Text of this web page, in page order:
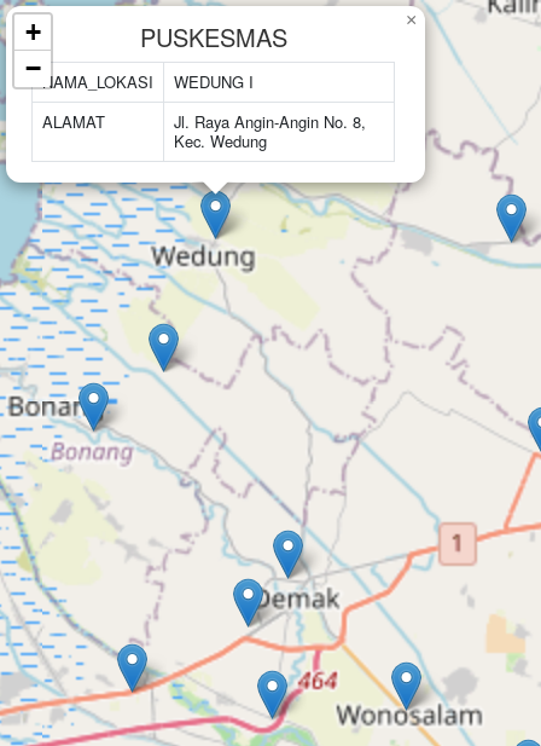
PUSKESMAS
NAMA_LOKASI
WEDUNG I
ALAMAT
Jl. Raya Angin-Angin No. 8,
Kec. Wedung
×
+
−